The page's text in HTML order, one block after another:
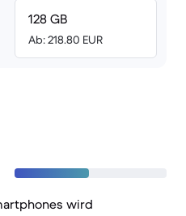
128 GB
Ab: 218.80 EUR
wird